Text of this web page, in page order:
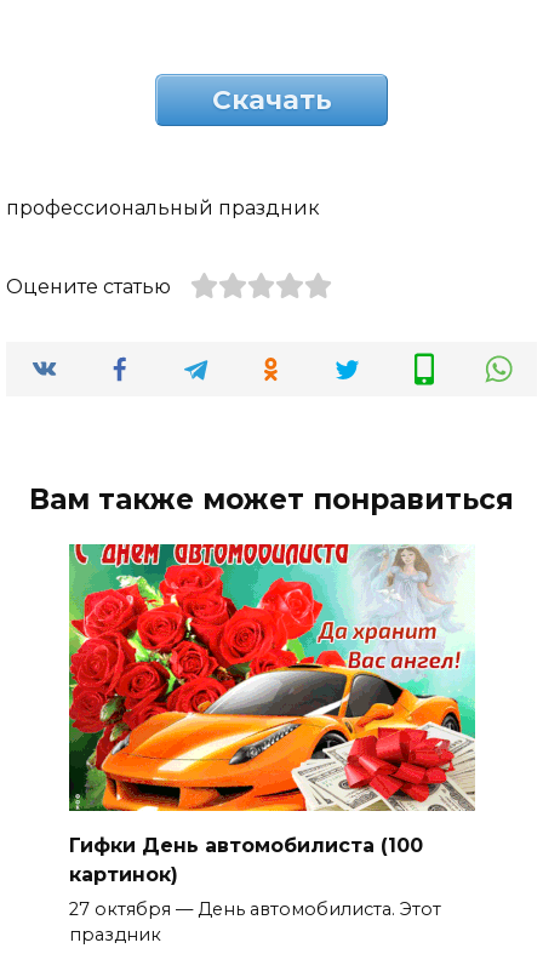
Скачать
профессиональный праздник
Оцените статью
Вам также может понравиться
Гифки День автомобилиста (100
картинок)
27 октября — День автомобилиста. Этот
праздник